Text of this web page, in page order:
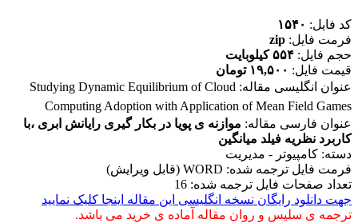
کد فایل: ۱۵۴۰
فرمت فایل: zip
حجم فایل: ۵۵۴ کیلوبایت
قیمت فایل: ۱۹,۵۰۰ تومان
عنوان انگلیسی مقاله: Studying Dynamic Equilibrium of Cloud
Computing Adoption with Application of Mean Field Games
عنوان فارسی مقاله: موازنه ی پویا در بکار گیری رایانش ابری ،با
کاربرد نظریه فیلد میانگین
دسته: کامپیوتر - مدیریت
فرمت فایل ترجمه شده: WORD (قابل ویرایش)
تعداد صفحات فایل ترجمه شده: 16
جهت دانلود رایگان نسخه انگلیسی این مقاله اینجا کلیک نمایید
ترجمه ی سلیس و روان مقاله آماده ی خرید می باشد.